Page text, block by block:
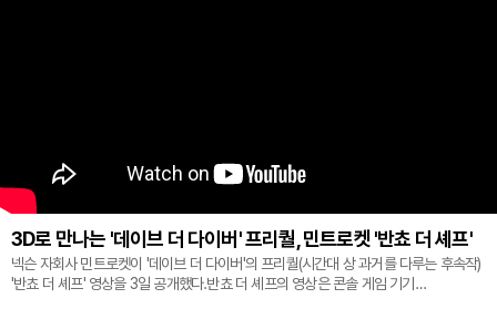
3D로 만나는 '데이브 더 다이버' 프리퀄, 민트로켓 '반쵸 더 셰프'
넥슨 자회사 민트로켓이 '데이브 더 다이버'의 프리퀄(시간대 상 과거를 다루는 후속작)
'반쵸 더 셰프' 영상을 3일 공개했다.반쵸 더 셰프의 영상은 콘솔 게임 기기